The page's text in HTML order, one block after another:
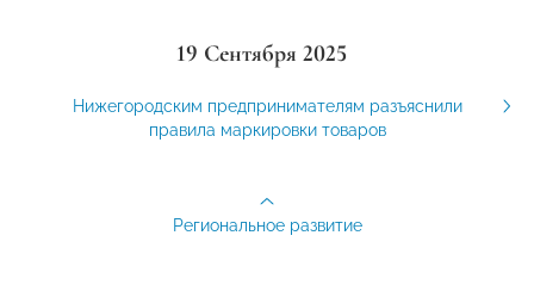
19 Сентября 2025
Нижегородским предпринимателям разъяснили
правила маркировки товаров
Региональное развитие